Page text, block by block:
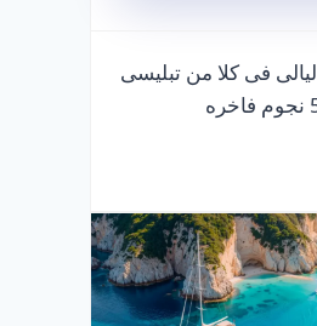
استمتع بقضاء 7 ليالى فى كلا من تبليسى